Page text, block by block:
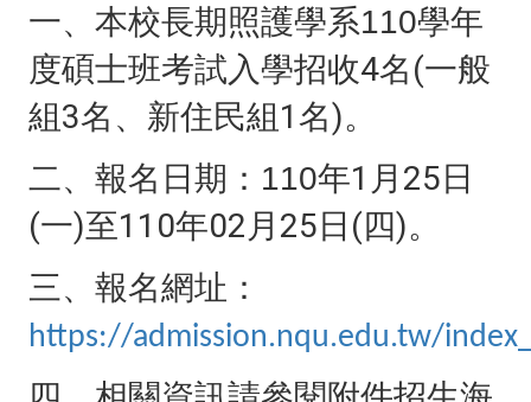
一、本校長期照護學系110學年
度碩士班考試入學招收4名(一般
組3名、新住民組1名)。
二、報名日期：110年1月25日
(一)至110年02月25日(四)。
三、報名網址：
https://admission.nqu.edu.tw/